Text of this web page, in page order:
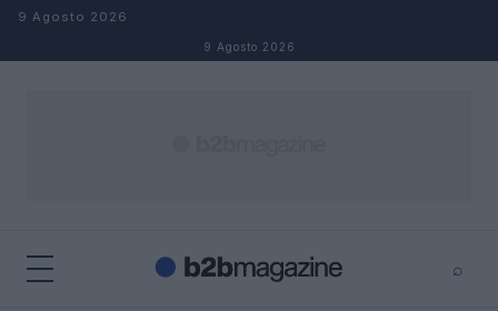
Salta al contenuto
9 Agosto 2026
9 Agosto 2026
⌕